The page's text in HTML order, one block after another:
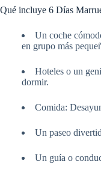
Qué incluye 6 Días
Un coche
en grupo más
Hoteles o un
dormir.
Comida:
Un paseo
Un guía o